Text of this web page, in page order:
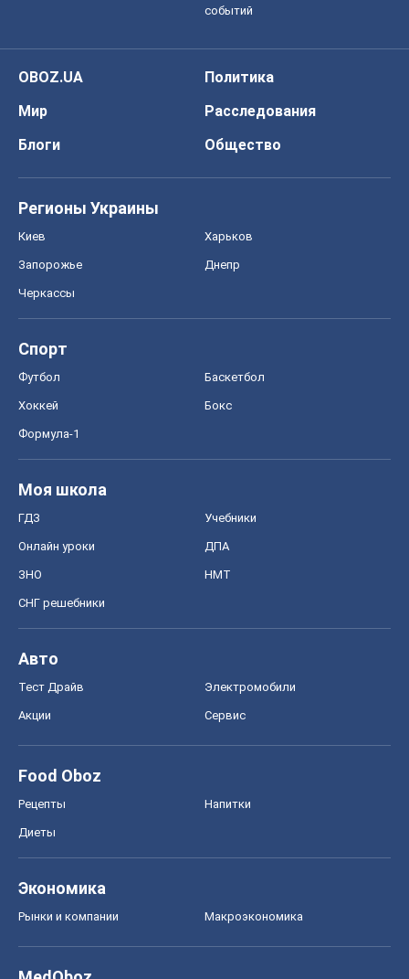
событий
OBOZ.UA
Политика
Мир
Расследования
Блоги
Общество
Регионы Украины
Киев Харьков
Запорожье Днепр
Черкассы
Спорт
Футбол Баскетбол
Хоккей Бокс
Формула-1
Моя школа
ГДЗ Учебники
Онлайн уроки ДПА
ЗНО НМТ
СНГ решебники
Авто
Тест Драйв Электромобили
Акции Сервис
Food Oboz
Рецепты Напитки
Диеты
Экономика
Рынки и компании Mакроэкономика